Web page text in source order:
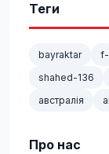
Теги
bayraktar
shahed-136
австралія
Про нас